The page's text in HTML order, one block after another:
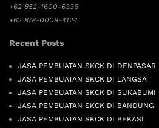
+62 852-1600-6336
+62 878-0009-4124
Recent Posts
JASA PEMBUATAN SKCK DI DENPASAR
JASA PEMBUATAN SKCK DI LANGSA
JASA PEMBUATAN SKCK DI SUKABUMI
JASA PEMBUATAN SKCK DI BANDUNG
JASA PEMBUATAN SKCK DI BEKASI